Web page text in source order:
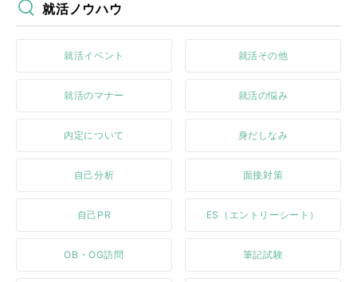
就活ノウハウ
就活イベント 就活その他
就活のマナー 就活の悩み
内定について 身だしなみ
自己分析 面接対策
自己PR ES（エントリーシート）
OB・OG訪問 筆記試験